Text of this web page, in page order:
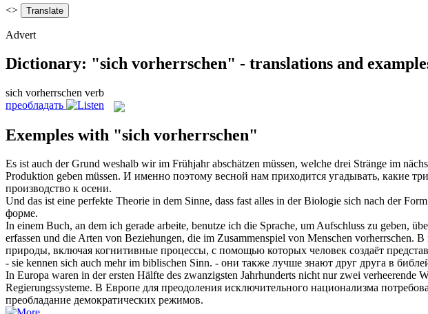
<>
Advert
Dictionary: "sich vorherrschen" - translations and
sich vorherrschen verb
преобладать
Exemples with "sich vorherrschen"
Es ist auch der Grund weshalb wir im Frühjahr abschätzen müssen, welche drei Stränge im
Produktion geben müssen. И именно поэтому весной нам приходится угадывать, какие
производство к осени.
Und das ist eine perfekte Theorie in dem Sinne, dass fast alles in der Biologie sich nach der
форме.
In einem Buch, an dem ich gerade arbeite, benutze ich die Sprache, um Aufschluss zu geben,
erfassen und die Arten von Beziehungen, die im Zusammenspiel von Menschen vorherrschen. В
природы, включая когнитивные процессы, с помощью которых человек создаёт
- sie kennen sich auch mehr im biblischen Sinn. - они также лучше знают друг друга в
In Europa waren in der ersten Hälfte des zwanzigsten Jahrhunderts nicht nur zwei
Regierungssysteme. В Европе для преодоления исключительного национализма
преобладание демократических режимов.